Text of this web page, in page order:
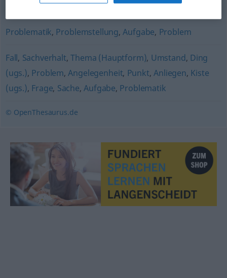
,Frage
Problematik, Problemstellung,Aufgabe, Problem
Fall, Sachverhalt,Thema (Hauptform), Umstand, Ding
(ugs.), Problem,Angelegenheit, Punkt,Anliegen, Kiste
(ugs.), Frage, Sache,Aufgabe, Problematik
© OpenThesaurus.de